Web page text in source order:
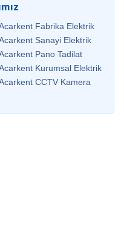
Fabrika Elektrik
Sanayi Elektrik
Pano Tadilat
Kurumsal Elektrik
CCTV Kamera